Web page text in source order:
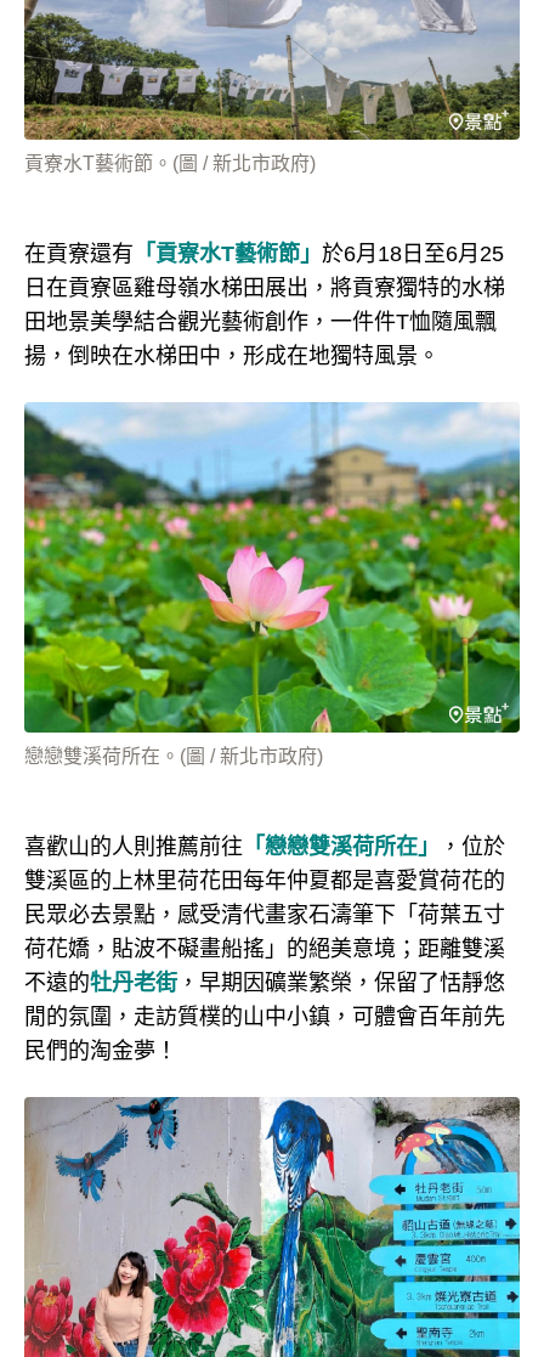
貢寮水T藝術節。(圖 / 新北市政府)
在貢寮還有 「貢寮水T藝術節」 於6月18日至6月25
日在貢寮區雞母嶺水梯田展出，將貢寮獨特的水梯
田地景美學結合觀光藝術創作，一件件T恤隨風飄
揚，倒映在水梯田中，形成在地獨特風景。
戀戀雙溪荷所在。(圖 / 新北市政府)
喜歡山的人則推薦前往 「戀戀雙溪荷所在」
，位於
雙溪區的上林里荷花田每年仲夏都是喜愛賞荷花的
民眾必去景點，感受清代畫家石濤筆下「荷葉五寸
荷花嬌，貼波不礙畫船搖」的絕美意境；距離雙溪
不遠的牡丹老街 ，早期因礦業繁榮，保留了恬靜悠
閒的氛圍，走訪質樸的山中小鎮，可體會百年前先
民們的淘金夢！